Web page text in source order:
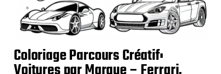
Coloriage Parcours Créatif: